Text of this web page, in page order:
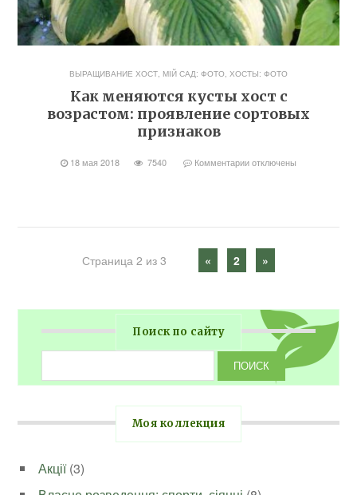
ВЫРАЩИВАНИЕ ХОСТ, МІЙ САД: ФОТО, ХОСТЫ: ФОТО
Как меняются кусты хост с
возрастом: проявление сортовых
признаков
18 мая 2018 7540 Комментарииотключены
Страница 2 из 3 « 2 »
Поиск по сайту
Моя коллекция
Акції(3)